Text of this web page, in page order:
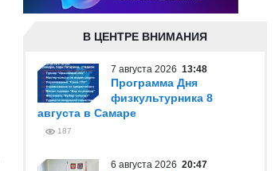
В ЦЕНТРЕ ВНИМАНИЯ
7 августа 2026 13:48
Программа Дня
физкультурника 8
августа в Самаре
187
6 августа 2026 20:47